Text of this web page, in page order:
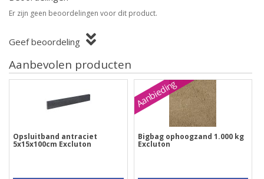
Er zijn geen beoordelingen voor dit product.
Geef beoordeling
Aanbevolen producten
Opsluitband antraciet
5x15x100cm Excluton
Aanbieding
Bigbag ophoogzand 1.000 kg
Excluton